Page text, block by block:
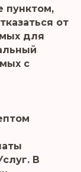
пунктом,
от
для
с
В